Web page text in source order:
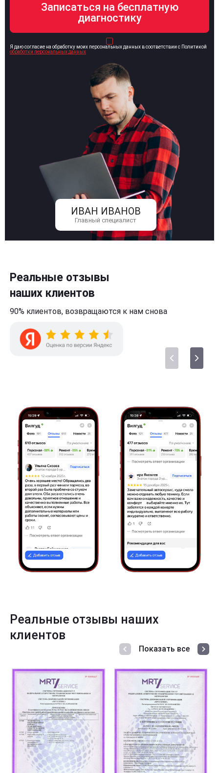
ИВАН ИВАНОВ
Главный специалист
Я даю согласие на обработку моих персональных данных в соответствии с Политикой
обработки персональных данных
Реальные отзывы
наших клиентов
90% клиентов, возвращаются к нам снова
Реальные отзывы наших
клиентов
Показать все